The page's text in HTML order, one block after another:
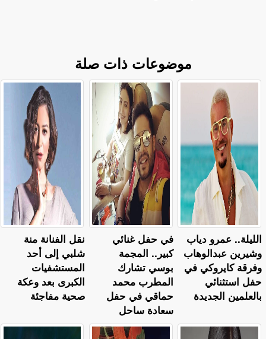
موضوعات ذات صلة
نقل الفنانة منة
شلبي إلى أحد
المستشفيات
الكبرى بعد وعكة
صحية مفاجئة
في حفل غنائي
كبير.. المجمة
بوسي تشارك
المطرب محمد
حماقي في حفل
سعادة ساحل
الليلة.. عمرو دياب
وشيرين عبدالوهاب
وفرقة كايروكي في
حفل استثنائي
بالعلمين الجديدة